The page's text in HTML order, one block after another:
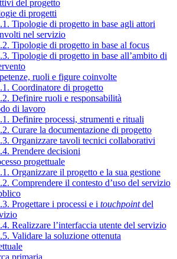
del progetto
di progetti
Tipologie di progetto in base agli attori
nel servizio
Tipologie di progetto in base al focus
Tipologie di progetto in base all’ambito di
ruoli e figure coinvolte
Coordinatore di progetto
Definire ruoli e responsabilità
di lavoro
Definire processi, strumenti e rituali
Curare la documentazione di progetto
Organizzare tavoli tecnici collaborativi
Prendere decisioni
progettuale
Organizzare il progetto e la sua gestione
Comprendere il contesto d’uso del servizio
Progettare i processi e i touchpointdel
Realizzare l’interfaccia utente del servizio
Validare la soluzione ottenuta
primaria